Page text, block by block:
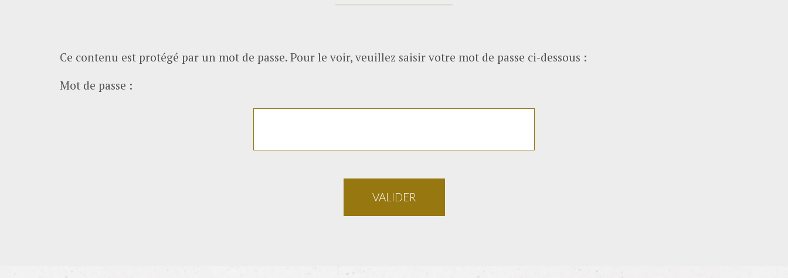
Ce contenu est protégé par un mot de passe. Pour le voir, veuillez saisir votre mot de passe ci-dessous :
Mot de passe :